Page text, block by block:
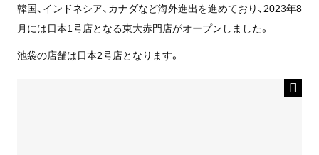
韓国、インドネシア、カナダなど海外進出を進めており、2023年8
月には日本1号店となる東大赤門店がオープンしました。
池袋の店舗は日本2号店となります。